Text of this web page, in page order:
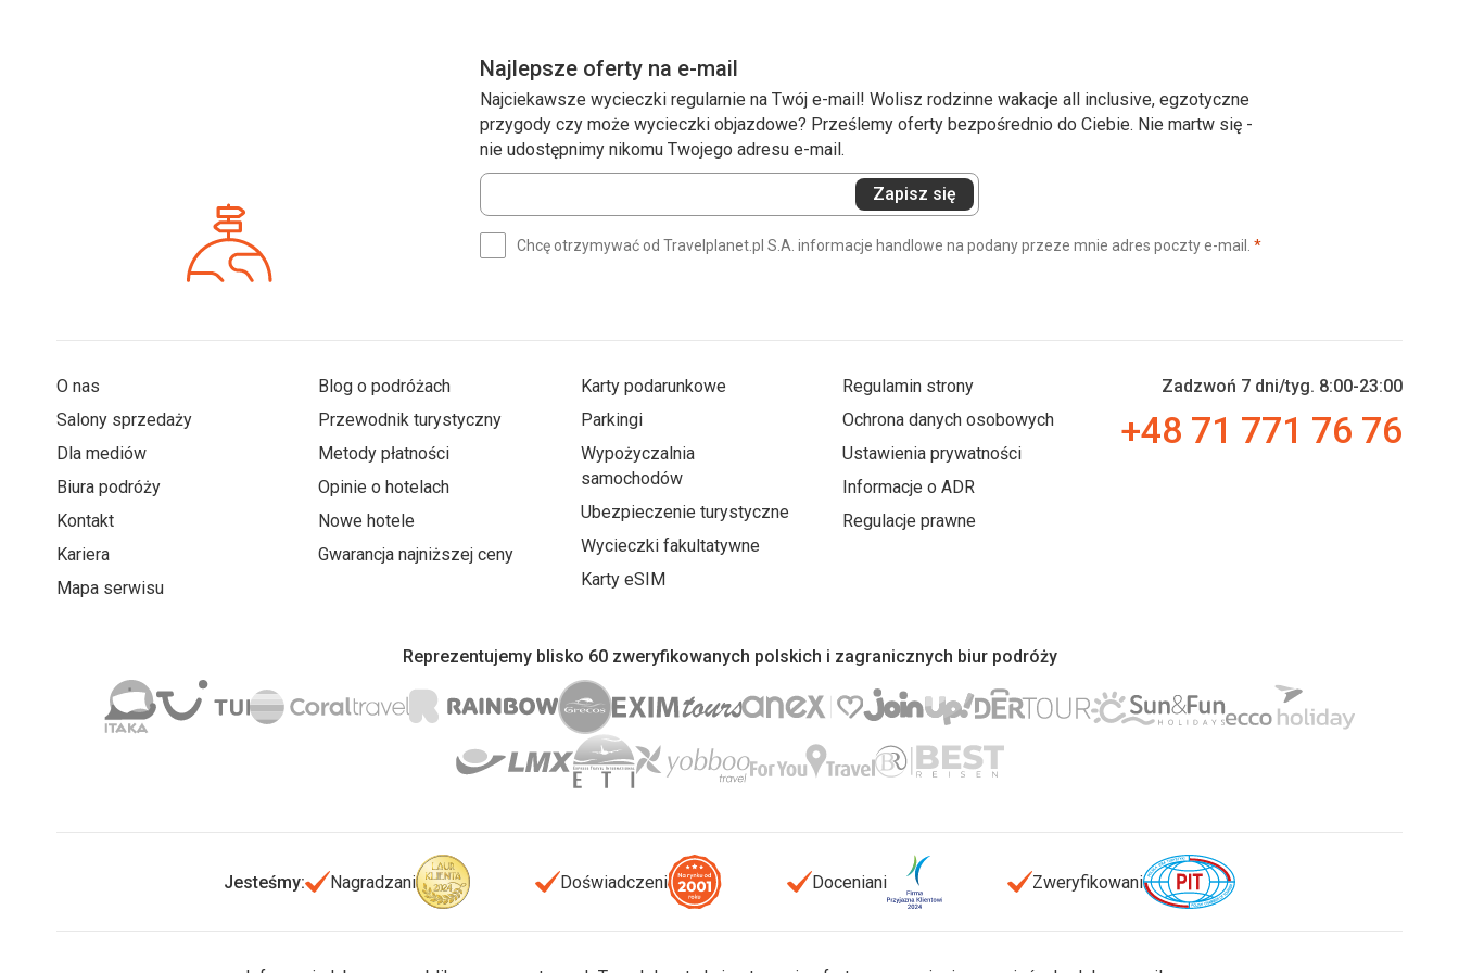
Najlepsze oferty na e-mail
Najciekawsze wycieczki regularnie na Twój e-mail! Wolisz rodzinne wakacje all inclusive, egzotyczne
przygody czy może wycieczki objazdowe? Prześlemy oferty bezpośrednio do Ciebie. Nie martw się -
nie udostępnimy nikomu Twojego adresu e-mail.
Wprowadź
swój
Zapisz się
Chcę otrzymywać od Travelplanet.pl S.A. informacje handlowe na podany przeze mnie adres poczty e-mail. *(wymagane)
O nas
Salony sprzedaży
Dla mediów
Biura podróży
Kontakt
Kariera
Mapa serwisu
Blog o podróżach
Przewodnik turystyczny
Metody płatności
Opinie o hotelach
Nowe hotele
Gwarancja najniższej ceny
Karty podarunkowe
Parkingi
Wypożyczalnia
samochodów
Ubezpieczenie turystyczne
Wycieczki fakultatywne
Karty eSIM
Regulamin strony
Ochrona danych osobowych
Ustawienia prywatności
Informacje o ADR
Regulacje prawne
Zadzwoń 7 dni/tyg. 8:00-23:00
+48 71 771 76 76
Reprezentujemy blisko 60 zweryfikowanych polskich i zagranicznych biur podróży
Jesteśmy: Nagradzani Doświadczeni Doceniani Zweryfikowani